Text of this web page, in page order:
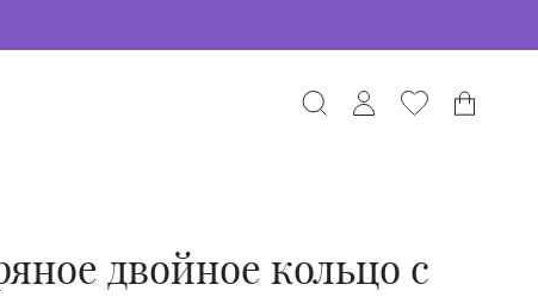
двойное кольцо с